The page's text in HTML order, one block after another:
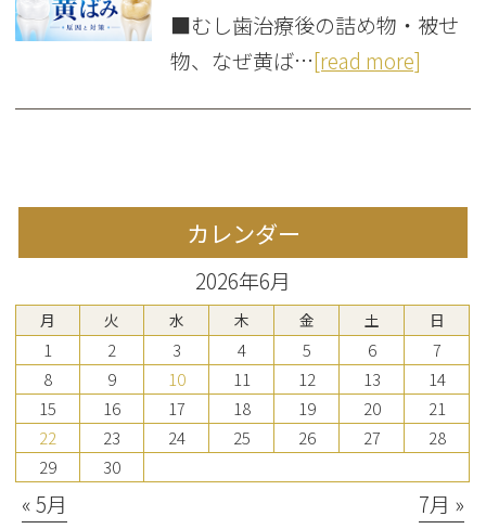
■むし歯治療後の詰め物・被せ
物、なぜ黄ば…[read more]
カレンダー
2026年6月
月 火 水 木 金 土 日
1 2 3 4 5 6
7
8
9 10 11 12 13
14
15
16 17 18 19 20
21
22
23 24 25 26 27
28
29
30
« 5月 7月 »